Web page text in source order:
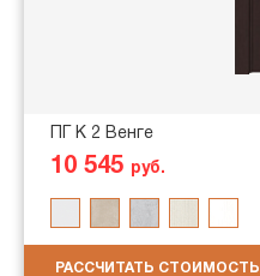
ПГ K 2 Венге
10 545 руб.
РАССЧИТАТЬ СТОИМОСТЬ